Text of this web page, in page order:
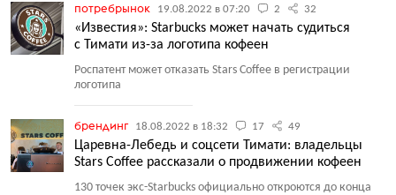
потребрынок 19.08.2022 в 07:20 2 32
«Известия»: Starbucks может начать судиться
с Тимати из-за логотипа кофеен
Роспатент может отказать Stars Coffee в регистрации
логотипа
брендинг 18.08.2022 в 18:32 17 49
Царевна-Лебедь и соцсети Тимати: владельцы
Stars Coffee рассказали о продвижении кофеен
130 точек экс-Starbucks официально откроются до конца